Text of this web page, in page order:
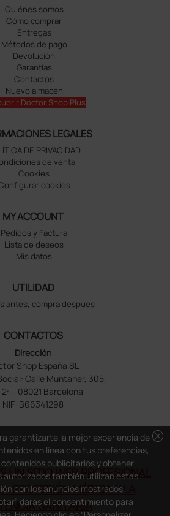
Quiénes somos
Cómo comprar
Entregas
Métodos de pago
Devolución
Garantías
Contactos
Nuevo almacén
Doctor Shop Plus
LEGALES
DE PRIVACIDAD
de venta
Cookies
cookies
MY ACCOUNT
Pedidos y Factura
Lista de deseos
Mis datos
UTILIDAD
antes, compra despues
CONTACTOS
Dirección
Shop España SL
Calle Muntaner, 305,
2ª – 08021 Barcelona
NIF: B66341298
UN SITIO WEB PROFESIONAL
PROFESIÓN MÉDICA Y LA
SANITARIA
cancel
garantizarte la mejor experiencia de
en línea con tus preferencias,
publicitarios y obtener
autorizados también utilizan estas
con los anuncios mostrados.
darás el consentimiento para